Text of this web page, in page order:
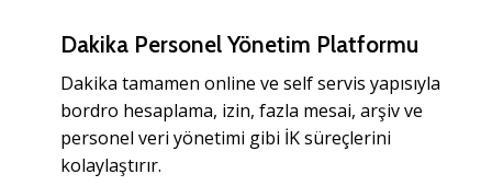
Dakika Personel Yönetim Platformu
Dakika tamamen online ve self servis yapısıyla
bordro hesaplama, izin, fazla mesai, arşiv ve
personel veri yönetimi gibi İK süreçlerini
kolaylaştırır.